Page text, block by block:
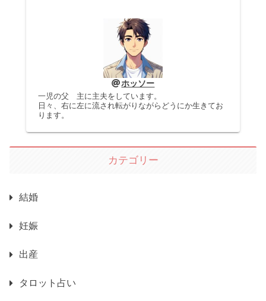
ホッソー
一児の父 主に主夫をしています。
日々、右に左に流され転がりながらどうにか生きてお
ります。
カテゴリー
結婚
妊娠
出産
タロット占い